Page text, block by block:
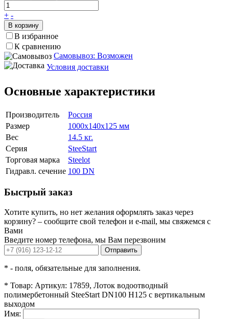
+ -
В корзину
В избранное
К сравнению
Самовывоз: Возможен
Условия доставки
Основные характеристики
Производитель
Россия
Размер
1000x140x125 мм
Вес
14.5 кг.
Серия
SteeStart
Торговая марка
Steelot
Гидравл. сечение 100 DN
Быстрый заказ
Хотите купить, но нет желания оформлять заказ через
корзину? – сообщите свой телефон и e-mail, мы свяжемся с
Вами
Введите номер телефона, мы Вам перезвоним
Отправить
* - поля, обязательные для заполнения.
* Товар: Артикул: 17859, Лоток водоотводный
полимербетонный SteeStart DN100 H125 с вертикальным
выходом
Имя: